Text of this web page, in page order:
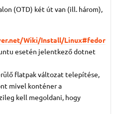
(OTD) két út van (ill. három),
Wiki/Install/Linux#fedor
esetén jelentkező dotnet
flatpak változat telepítése,
mivel konténer a
kell megoldani, hogy